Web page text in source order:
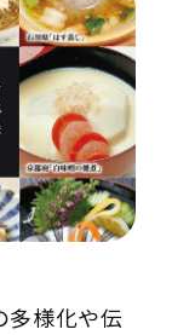
多様化や伝